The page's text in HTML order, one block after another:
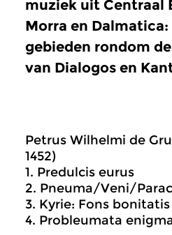
muziek uit Centraal
Morra en
gebieden rondom
van Dialogos en
Petrus Wilhelmi de
1452)
1. Predulcis eurus
2. Pneuma/Veni/
3. Kyrie: Fons bonitatis
4. Probleumata